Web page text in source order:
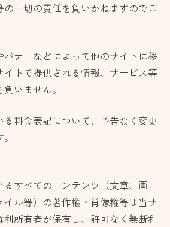
の一切の責任を負いかねますのでご
ナーなどによって他のサイトに移
トで提供される情報、サービス等
いません。
料金表記について、予告なく変更
すべてのコンテンツ（文章、画
ル等）の著作権・肖像権等は当サ
所有者が保有し、許可なく無断利